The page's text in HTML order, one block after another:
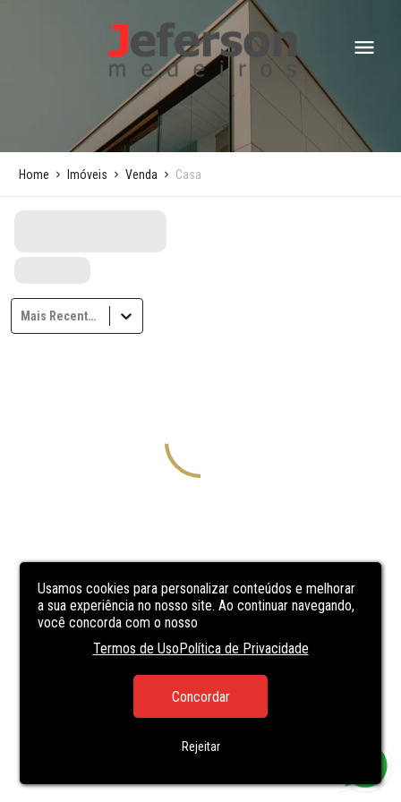
Usamos cookies para personalizar conteúdos e melhorar
a sua experiência no nosso site. Ao continuar navegando,
você concorda com o nosso
Termos de UsoPolítica de Privacidade
Concordar
Rejeitar
Home Imóveis Venda Casa
Mais Recentes